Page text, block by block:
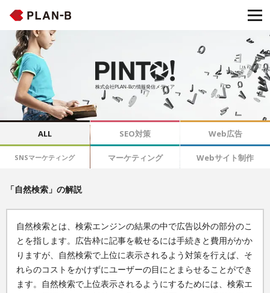
株式会社PLAN-Bの情報発信メディア
ALL SEO対策 Web広告
SNSマーケティング マーケティング Webサイト制作
「自然検索」の解説
自然検索とは、検索エンジンの結果の中で広告以外の部分のこ
とを指します。広告枠に記事を載せるには手続きと費用がかか
りますが、自然検索で上位に表示されるよう対策を行えば、そ
れらのコストをかけずにユーザーの目にとまらせることができ
ます。自然検索で上位表示されるようにするためには、検索エ